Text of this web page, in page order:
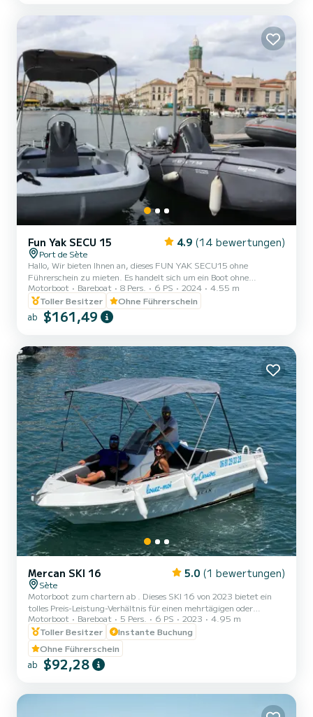
Fun Yak SECU 15 4.9 (14 bewertungen)
Port de Sète
Hallo, Wir bieten Ihnen an, dieses FUN YAK SECU15 ohne
Führerschein zu mieten. Es handelt sich um ein Boot ohne
Führerschein mit einem 6 PS Benzinmotor. Es ist für maximal 8
Personen zugelassen. Es eignet sich ideal, um eine angenehme Zeit
mit der Familie oder Freunden zu verbringen. Zögern Sie nicht,
mich über das Nachrichtensystem SAMBOAT zu kontaktieren, um
Einen schönen Tag und bis bald auf unserem Bootssteg! Geben S...
Motorboot Bareboat 8 Pers. 6 PS 2024
4.55 m
Toller Besitzer
Ohne Führerschein
ab $161,49
Mercan SKI 16 5.0 (1 bewertungen)
Sète
Motorboot zum chartern ab . Dieses SKI 16 von 2023 bietet ein
tolles Preis-Leistung-Verhältnis für einen mehrtägigen oder
mehrwöchigen Törn. Auf diesem Boot mit einer Gesamtlänge von 5
Metern verbringen Sie mit Sicherheit einen tollen Tag oder eine
tolle Woche. Sie können mit bis zu Personen an Bord kommen. Wir
laden Sie ein, uns direkt auf der Plattform eine Anfrage zu senden.
Motorboot Bareboat 5 Pers. 6 PS 2023
4.95 m
Toller Besitzer
Instante Buchung
Ohne Führerschein
ab $92,28